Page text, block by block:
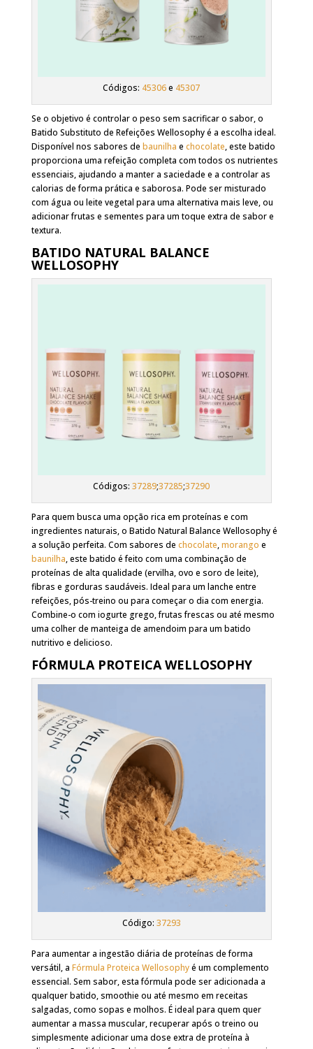
Códigos: 45306e 45307
Se o objetivo é controlar o peso sem sacrificar o sabor, o
Batido Substituto de Refeições Wellosophy é a escolha ideal.
Disponível nos sabores de baunilha e chocolate, este batido
proporciona uma refeição completa com todos os nutrientes
essenciais, ajudando a manter a saciedade e a controlar as
calorias de forma prática e saborosa. Pode ser misturado
com água ou leite vegetal para uma alternativa mais leve, ou
adicionar frutas e sementes para um toque extra de sabor e
textura.
BATIDO NATURAL BALANCE
WELLOSOPHY
Códigos:37289;37285;37290
Para quem busca uma opção rica em proteínas e com
ingredientes naturais, o Batido Natural Balance Wellosophy é
a solução perfeita. Com sabores de chocolate,morango e
baunilha, este batido é feito com uma combinação de
proteínas de alta qualidade (ervilha, ovo e soro de leite),
fibras e gorduras saudáveis. Ideal para um lanche entre
refeições, pós-treino ou para começar o dia com energia.
Combine-o com iogurte grego, frutas frescas ou até mesmo
uma colher de manteiga de amendoim para um batido
nutritivo e delicioso.
FÓRMULA PROTEICA WELLOSOPHY
Código: 37293
Para aumentar a ingestão diária de proteínas de forma
versátil, a Fórmula Proteica Wellosophyé um complemento
essencial. Sem sabor, esta fórmula pode ser adicionada a
qualquer batido, smoothie ou até mesmo em receitas
salgadas, como sopas e molhos. É ideal para quem quer
aumentar a massa muscular, recuperar após o treino ou
simplesmente adicionar uma dose extra de proteína à